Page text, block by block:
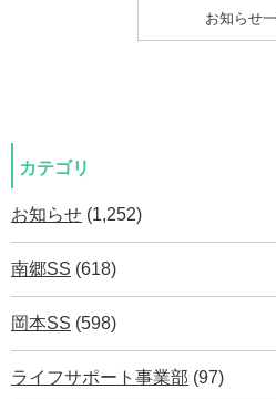
お知らせ
カテゴリ
お知らせ (1,252)
南郷SS (618)
岡本SS (598)
ライフサポート事業部 (97)